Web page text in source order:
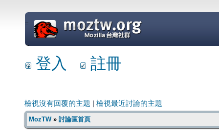
=
登入 註冊
檢視沒有回覆的主題 檢視最近討論的主題
MozTW» 討論區首頁